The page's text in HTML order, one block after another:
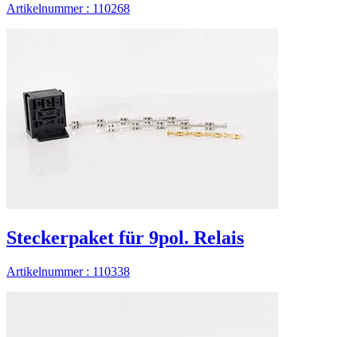
Artikelnummer : 110268
Steckerpaket für 9pol. Relais
Artikelnummer : 110338